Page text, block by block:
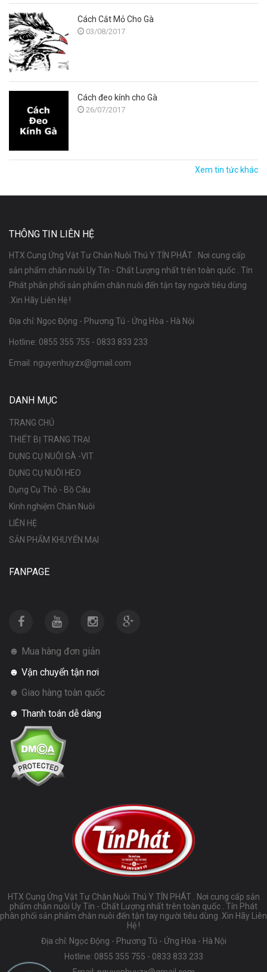
Cách Cắt Mỏ Cho Gà
03/08/2017
Cách đeo kính cho Gà
26/07/2017
Xem tin tức khác
THÔNG TIN LIÊN HỆ
HTX Cung Ứng Vật Tư Chăn Nuôi Thú Y TÍN PHÁT . Nơi cung cấp
sản phẩm chăn nuôi Uy Tín - Chất Lượng nhất trên toàn quốc . Tín
Phát phân phối sản phẩm chăn nuôi đến tận tay người tiêu dùng
.Xin Hãy Liên Hệ !
Địa chỉ: Ngọc Động - Phương Tú - Ứng Hòa - Hà Nội
Hotline: 0855 355 755 - 0833 833 233
Email: nguyenhuyzx@gmail.com
DANH MỤC
TRANG CHỦ
THIẾT BỊ TRANG TRẠI
DỤNG CỤ NUÔI GÀ -VIT
DỤNG CỤ NUÔI HEO
Dụng Cụ Thỏ - Bồ Câu
Kinh nghiệm Chăn Nuôi
LIÊN HỆ
SẢN PHẨM KHUYẾN MẠI
FANPAGE
☻ Mua hàng đơn giản
☻ Vận chuyển tận nơi
☻ Giao hàng toàn quốc
☻ Thanh toán dễ dàng
HTX Cung Ứng Vật Tư Chăn Nuôi Thú Y TÍN PHÁT . Nơi cung cấp sản
phẩm chăn nuôi Uy Tín - Chất Lượng nhất trên toàn quốc . Tín Phát
phân phối sản phẩm chăn nuôi đến tận tay người tiêu dùng .Xin Hãy Liên
Hệ !
Địa chỉ: Ngọc Động - Phương Tú - Ứng Hòa - Hà Nội
Hotline: 0855 355 755 - 0833 833 233